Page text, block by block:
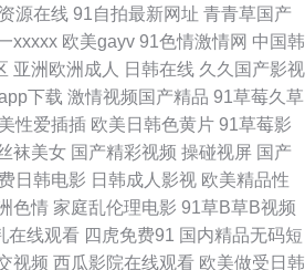
91传媒在线看 东京热猫色网 人人摸人人干 91
源网站 午夜宅男女看片视频 97影院午夜在线
18 福利姬在线视频91 日韩国产我精品 91看片
文字幕人妻无码三区 肏屄91社区 人妻婷婷在
源在线 91自拍最新网址 青青草国产
xxxxx 欧美gayv 91色情激情网 中国韩
亚洲欧洲成人 日韩在线 久久国产影视
下载 激情视频国产精品 91草莓久草
性爱插插 欧美日韩色黄片 91草莓影
袜美女 国产精彩视频 操碰视屏 国产
日韩电影 日韩成人影视 欧美精品性
色情 家庭乱伦理电影 91草B草B视频
在线观看 四虎免费91 国内精品无码短
视频 西瓜影院在线观看 欧美做受日韩